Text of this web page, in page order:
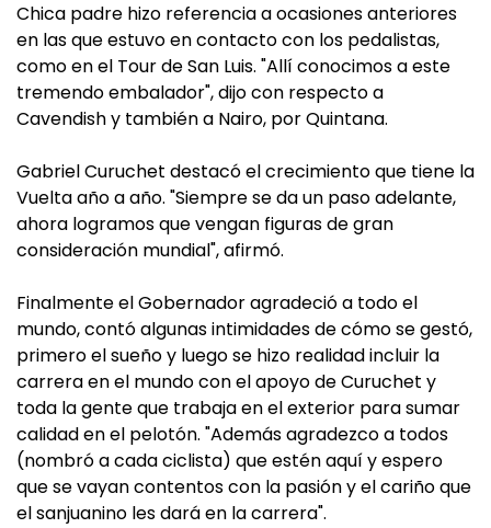
Chica padre hizo referencia a ocasiones anteriores
en las que estuvo en contacto con los pedalistas,
como en el Tour de San Luis. "Allí conocimos a este
tremendo embalador", dijo con respecto a
Cavendish y también a Nairo, por Quintana.
Gabriel Curuchet destacó el crecimiento que tiene la
Vuelta año a año. "Siempre se da un paso adelante,
ahora logramos que vengan figuras de gran
consideración mundial", afirmó.
Finalmente el Gobernador agradeció a todo el
mundo, contó algunas intimidades de cómo se gestó,
primero el sueño y luego se hizo realidad incluir la
carrera en el mundo con el apoyo de Curuchet y
toda la gente que trabaja en el exterior para sumar
calidad en el pelotón. "Además agradezco a todos
(nombró a cada ciclista) que estén aquí y espero
que se vayan contentos con la pasión y el cariño que
el sanjuanino les dará en la carrera".